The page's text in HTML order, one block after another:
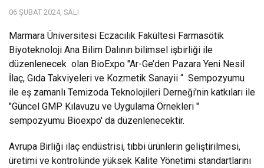
06 ŞUBAT 2024, SALI
Marmara Üniversitesi Eczacılık Fakültesi Farmasötik
Biyoteknoloji Ana Bilim Dalının bilimsel işbirliği ile
düzenlenecek olan BioExpo "Ar-Ge’den Pazara Yeni Nesil
İlaç, Gıda Takviyeleri ve Kozmetik Sanayii “ Sempozyumu
ile eş zamanlı Temizoda Teknolojileri Derneği'nin katkıları ile
"Güncel GMP Kılavuzu ve Uygulama Örnekleri "
sempozyumu Bioexpo' da düzenlenecektir.
Avrupa Birliği ilaç endüstrisi, tıbbi ürünlerin geliştirilmesi,
üretimi ve kontrolünde yüksek Kalite Yönetimi standartlarını